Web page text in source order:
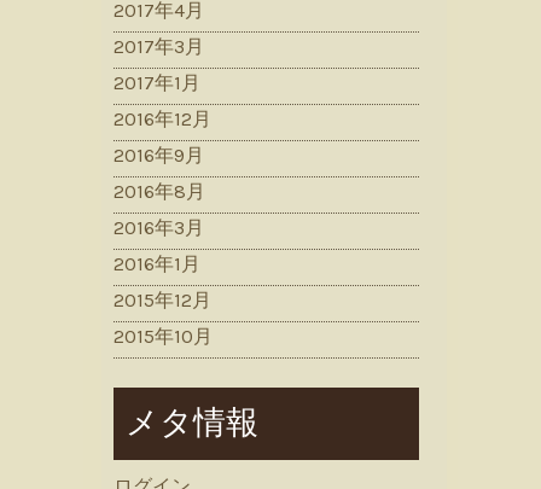
2017年4月
2017年3月
2017年1月
2016年12月
2016年9月
2016年8月
2016年3月
2016年1月
2015年12月
2015年10月
メタ情報